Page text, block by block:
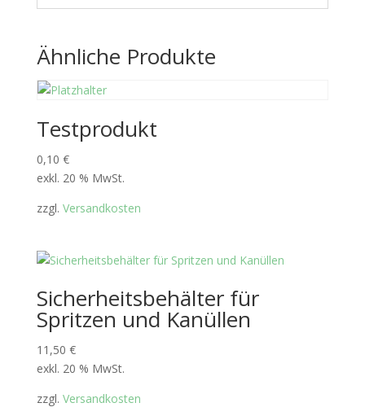
Ähnliche Produkte
Testprodukt
0,10 €
exkl. 20 % MwSt.
zzgl. Versandkosten
Sicherheitsbehälter für
Spritzen und Kanüllen
11,50 €
exkl. 20 % MwSt.
zzgl. Versandkosten